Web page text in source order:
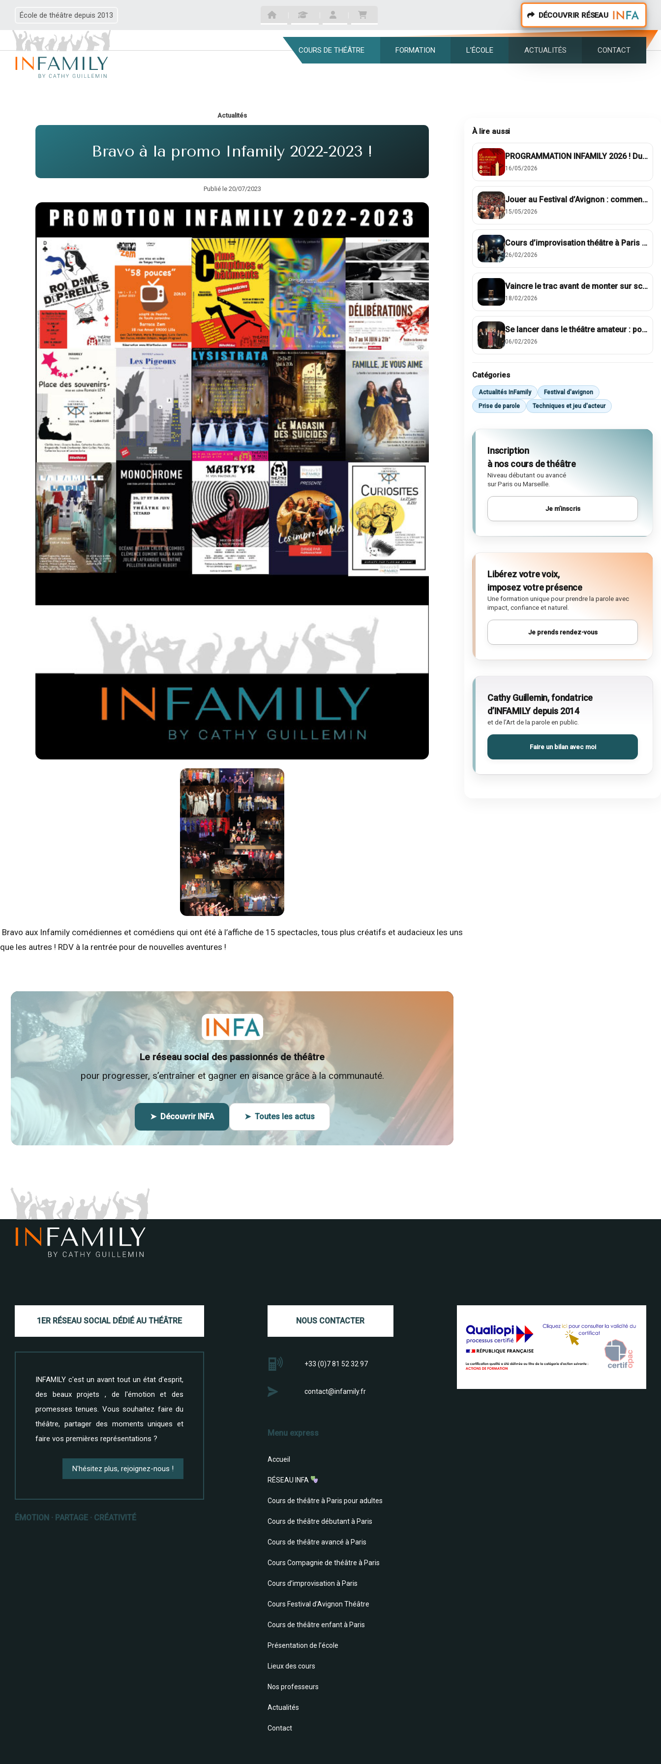
École de théâtre depuis 2013 DÉCOUVRIR RÉSEAU
COURS DE THÉÂTRE FORMATION L’ÉCOLE ACTUALITÉS CONTACT
Actualités
Bravo à la promo Infamily 2022-2023 !
Publié le 20/07/2023
Bravo aux Infamily comédiennes et comédiens qui ont été à l’affiche de 15 spectacles, tous plus créatifs et audacieux les uns
que les autres ! RDV à la rentrée pour de nouvelles aventures !
Le réseau social des passionnés de théâtre
pour progresser, s’entraîner et gagner en aisance grâce à la communauté.
➤ Découvrir INFA ➤ Toutes les actus
À lire aussi
PROGRAMMATION INFAMILY 2026 ! Du 17 mai au 18 juillet !
16/05/2026
Jouer au Festival d’Avignon : comment nos élèves s’y préparent ?
15/05/2026
Cours d’improvisation théâtre à Paris : l’atelier InFamily
26/02/2026
Vaincre le trac avant de monter sur scène : les méthodes qui marchent
18/02/2026
Se lancer dans le théâtre amateur : pourquoi c’est le bon moment
06/02/2026
Catégories
Actualités InFamily
Festival d'avignon
Prise de parole
Techniques et jeu d'acteur
Inscription
à nos cours de théâtre
Niveau débutant ou avancé
sur Paris ou Marseille.
Je m’inscris
Libérez votre voix,
imposez votre présence
Une formation unique pour prendre la parole avec
impact, confiance et naturel.
Je prends rendez-vous
Cathy Guillemin, fondatrice
d’INFAMILY depuis 2014
et de l’Art de la parole en public.
Faire un bilan avec moi
1ER RÉSEAU SOCIAL DÉDIÉ AU THÉÂTRE
INFAMILY c'est un avant tout un état d'esprit,
des beaux projets , de l'émotion et des
promesses tenues. Vous souhaitez faire du
théâtre, partager des moments uniques et
faire vos premières représentations ?
N'hésitez plus, rejoignez-nous !
ÉMOTION · PARTAGE · CRÉATIVITÉ
NOUS CONTACTER
+33 (0)7 81 52 32 97
contact@infamily.fr
Menu express
Accueil
RÉSEAU INFA
Cours de théâtre à Paris pour adultes
Cours de théâtre débutant à Paris
Cours de théâtre avancé à Paris
Cours Compagnie de théâtre à Paris
Cours d’improvisation à Paris
Cours Festival d’Avignon Théâtre
Cours de théâtre enfant à Paris
Présentation de l’école
Lieux des cours
Nos professeurs
Actualités
Contact